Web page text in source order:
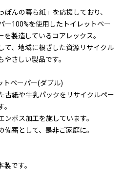
んの暮ら紙」を応援しており、
ー100%を使用したトイレットペー
製造しているコアレックス。
て、地域に根ざした資源リサイクル
さしい製品です。
トペーパー(ダブル)
古紙や牛乳パックをリサイクルペー
ンボス加工を施しています。
備蓄として、是非ご家庭に。
製です。